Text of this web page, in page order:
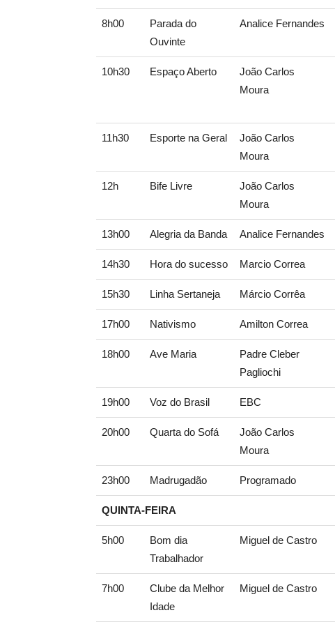
8h00
Parada do
Ouvinte
Analice Fernandes
10h30 Espaço Aberto
João Carlos
Moura
11h30 Esporte na Geral
João Carlos
Moura
12h Bife Livre
João Carlos
Moura
13h00 Alegria da Banda Analice Fernandes
14h30 Hora do sucesso Marcio Correa
15h30 Linha Sertaneja Márcio Corrêa
17h00 Nativismo Amilton Correa
18h00 Ave Maria
Padre Cleber
Pagliochi
19h00 Voz do Brasil EBC
20h00 Quarta do Sofá
João Carlos
Moura
23h00 Madrugadão Programado
QUINTA-FEIRA
5h00
Bom dia
Trabalhador
Miguel de Castro
7h00
Clube da Melhor
Idade
Miguel de Castro